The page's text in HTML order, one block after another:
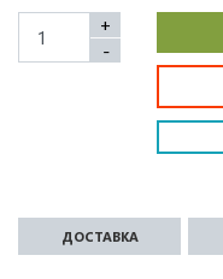
+
-
ДОСТАВКА